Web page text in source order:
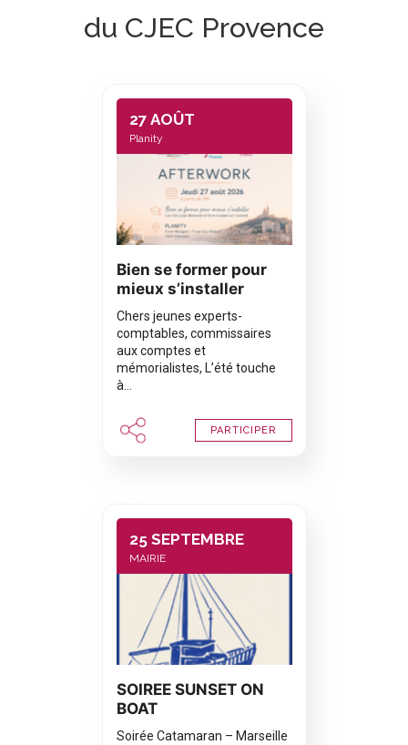
du CJEC Provence
27 AOÛT
Planity
Bien se former pour
mieux s’installer
Chers jeunes experts-
comptables, commissaires
aux comptes et
mémorialistes, L’été touche
à…
PARTICIPER
25 SEPTEMBRE
MAIRIE
SOIREE SUNSET ON
BOAT
Soirée Catamaran – Marseille